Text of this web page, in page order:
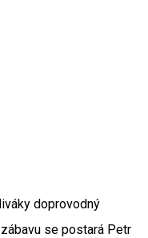
doprovodný
se postará Petr